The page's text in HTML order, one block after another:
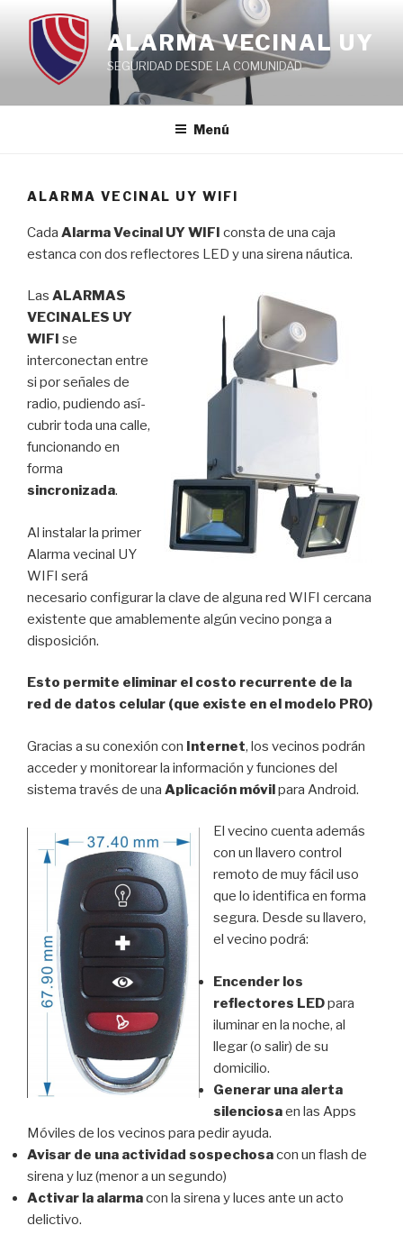
contenido
ALARMA VECINAL UY
SEGURIDAD DESDE LA COMUNIDAD
Menú
ALARMA VECINAL UY WIFI
Cada Alarma Vecinal UY WIFI consta de una caja
estanca con dos reflectores LED y una sirena náutica.
Las ALARMAS
VECINALES UY
WIFI se
interconectan entre
si por señales de
radio, pudiendo así­
cubrir toda una calle,
funcionando en
forma
sincronizada.
Al instalar la primer
Alarma vecinal UY
WIFI será
necesario configurar la clave de alguna red WIFI cercana
existente que amablemente algún vecino ponga a
disposición.
Esto permite eliminar el costo recurrente de la
red de datos celular (que existe en el modelo PRO)
Gracias a su conexión con Internet, los vecinos podrán
acceder y monitorear la información y funciones del
sistema través de una Aplicación móvilpara Android.
El vecino cuenta además
con un llavero control
remoto de muy fácil uso
que lo identifica en forma
segura. Desde su llavero,
el vecino podrá:
Encender los
reflectores LEDpara
iluminar en la noche, al
llegar (o salir) de su
domicilio.
Generar una alerta
silenciosaen las Apps
Móviles de los vecinos para pedir ayuda.
Avisar de una actividad sospechosacon un flash de
sirena y luz (menor a un segundo)
Activar la alarmacon la sirena y luces ante un acto
delictivo.